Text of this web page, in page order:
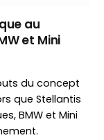
au
et Mini
du concept
que Stellantis
BMW et Mini